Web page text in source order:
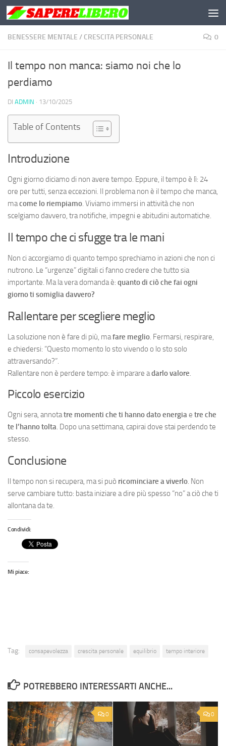
Salta al contenuto
BENESSERE MENTALE / CRESCITA PERSONALE 0
Il tempo non manca: siamo noi che lo
perdiamo
DI ADMIN · 13/10/2025
Table of Contents
Introduzione
Ogni giorno diciamo di non avere tempo. Eppure, il tempo è lì: 24
ore per tutti, senza eccezioni. Il problema non è il tempo che manca,
macome lo riempiamo. Viviamo immersi in attività che non
scelgiamo davvero, tra notifiche, impegni e abitudini automatiche.
Il tempo che ci sfugge tra le mani
Non ci accorgiamo di quanto tempo sprechiamo in azioni che non ci
nutrono. Le “urgenze” digitali ci fanno credere che tutto sia
importante. Ma la vera domanda è: quanto di ciò che fai ogni
giorno ti somiglia davvero?
Rallentare per scegliere meglio
La soluzione non è fare di più, mafare meglio. Fermarsi, respirare,
e chiedersi: “Questo momento lo sto vivendo o lo sto solo
attraversando?”.
Rallentare non è perdere tempo: è imparare adarlo valore.
Piccolo esercizio
Ogni sera, annotatre momenti che ti hanno dato energiae tre che
te l’hanno tolta. Dopo una settimana, capirai dove stai perdendo te
stesso.
Conclusione
Il tempo non si recupera, ma si può ricominciare a viverlo. Non
serve cambiare tutto: basta iniziare a dire più spesso “no” a ciò che ti
allontana da te.
Condividi:
Mi piace:
Tag: consapevolezza crescita personale equilibrio tempo interiore
POTREBBERO INTERESSARTI ANCHE...
0 0